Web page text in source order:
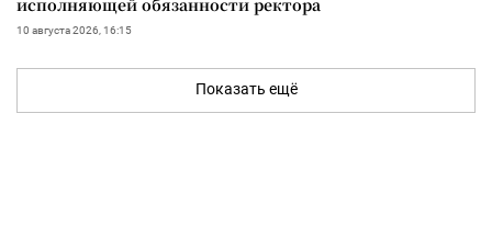
10 августа 2026, 16:15
Показать ещё